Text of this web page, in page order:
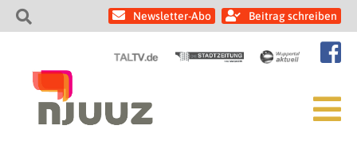
Newsletter-Abo Beitrag schreiben